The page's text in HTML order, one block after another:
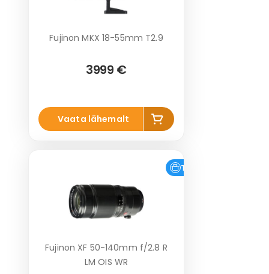
Fujinon MKX 18-55mm T2.9
3999 €
Vaata lähemalt
Lisa
korvi
Tasuta tarne
Fujinon XF 50-140mm f/2.8 R
LM OIS WR